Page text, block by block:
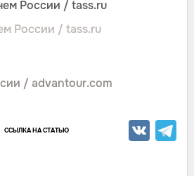
России / tass.ru
/ advantour.com
ССЫЛКА НА СТАТЬЮ